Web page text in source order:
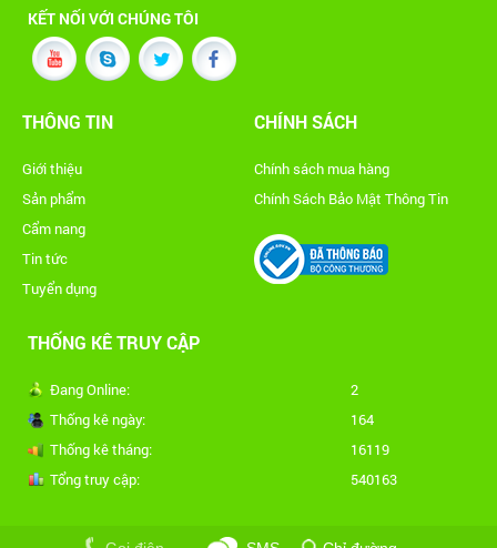
KẾT NỐI VỚI CHÚNG TÔI
THÔNG TIN
Giới thiệu
Sản phẩm
Cẩm nang
Tin tức
Tuyển dụng
CHÍNH SÁCH
Chính sách mua hàng
Chính Sách Bảo Mật Thông Tin
THỐNG KÊ TRUY CẬP
Đang Online:
2
Thống kê ngày:
164
Thống kê tháng:
16119
Tổng truy cập:
540163